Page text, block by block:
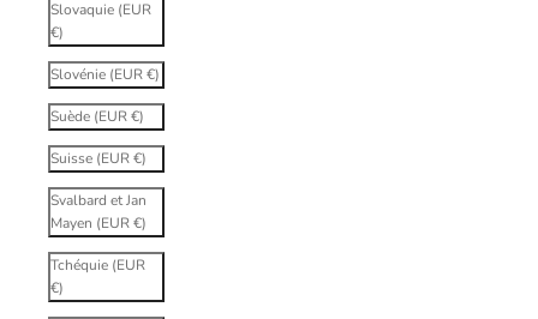
Slovaquie (EUR
€)
Slovénie (EUR €)
Suède (EUR €)
Suisse (EUR €)
Svalbard et Jan
Mayen (EUR €)
Tchéquie (EUR
€)